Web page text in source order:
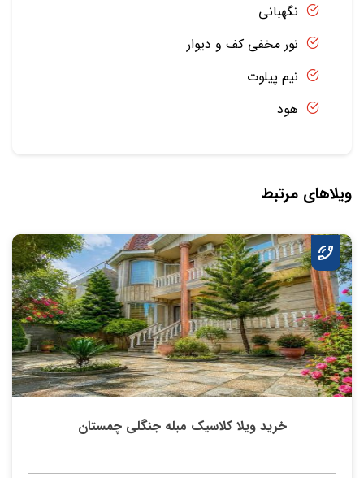
نگهبانی
نور مخفی کف و دیوار
نیم پیلوت
هود
ویلاهای مرتبط
خرید ویلا کلاسیک مبله جنگلی چمستان